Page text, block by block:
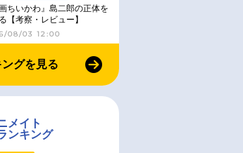
画ちいかわ』島二郎の正体を
【考察・レビュー】
08/03 12:00
グを見る
メイト
ンキング